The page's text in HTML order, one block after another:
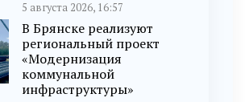
5 августа 2026, 16:57
В Брянске реализуют
региональный проект
«Модернизация
коммунальной
инфраструктуры»